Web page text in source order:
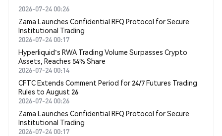
2026-07-24 00:26
Zama Launches Confidential RFQ Protocol for Secure
Institutional Trading
2026-07-24 00:17
Hyperliquid's RWA Trading Volume Surpasses Crypto
Assets, Reaches 54% Share
2026-07-24 00:14
CFTC Extends Comment Period for 24/7 Futures Trading
Rules to August 26
2026-07-24 00:26
Zama Launches Confidential RFQ Protocol for Secure
Institutional Trading
2026-07-24 00:17